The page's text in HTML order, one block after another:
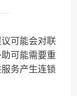
可能会对联
可能需要重
务产生连锁